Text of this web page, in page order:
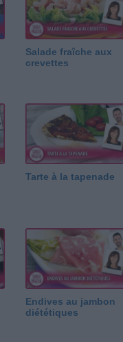
Salade fraîche aux
crevettes
Tarte à la tapenade
Endives au jambon
diététiques